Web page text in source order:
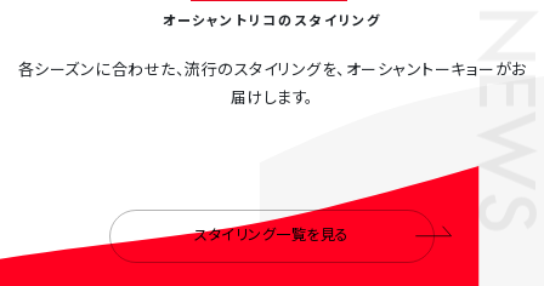
オーシャントリコのスタイリング
各シーズンに合わせた、流行のスタイリングを、オーシャントーキョーがお
届けします。
スタイリング一覧を見る
NEWS